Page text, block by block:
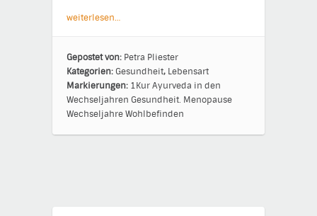
weiterlesen…
Gepostet von: Petra Pliester
Kategorien: Gesundheit, Lebensart
Markierungen: 1KurAyurveda in den
Wechseljahren Gesundheit. Menopause
WechseljahreWohlbefinden